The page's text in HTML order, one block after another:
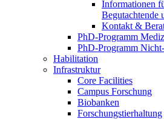
Informationen
Begutachtende
Kontakt &
PhD-Programm
PhD-Programm
Habilitation
Infrastruktur
Core Facilities
Campus Forschung
Biobanken
Forschungstierhaltung